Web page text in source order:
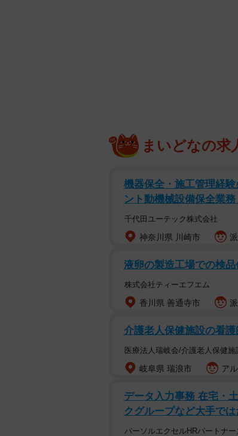
まいどなの求
機器保全・施工管理経
ント動機械設備保全業務
千代田ユーテック株式会社
神奈川県 川崎市
液卵の製造工場での検品
株式会社ティーエフエム
香川県 善通寺市
介護老人保健施設の看
医療法人瑞岐会/介護老人保健施
岐阜県 瑞浪市 ア
データ入力事務 在宅・
クグループなど大手では
パーソルエクセルHRパートナ